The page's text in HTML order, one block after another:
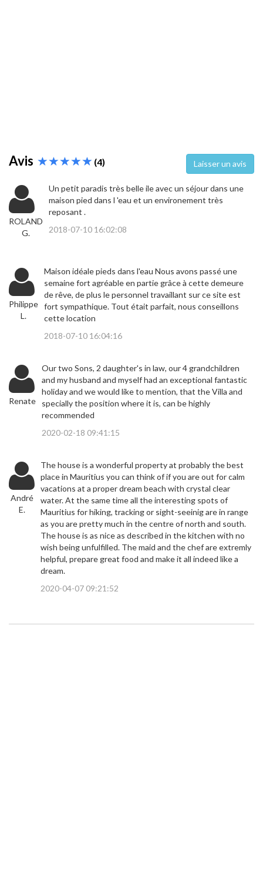
Avis (4) Laisser un avis
ROLAND
G.
Un petit paradis très belle ile avec un séjour dans une
maison pied dans l 'eau et un environement très
reposant .
2018-07-10 16:02:08
Philippe
L.
Maison idéale pieds dans l'eau Nous avons passé une
semaine fort agréable en partie grâce à cette demeure
de rêve, de plus le personnel travaillant sur ce site est
fort sympathique. Tout était parfait, nous conseillons
cette location
2018-07-10 16:04:16
Renate
Our two Sons, 2 daughter's in law, our 4 grandchildren
and my husband and myself had an exceptional fantastic
holiday and we would like to mention, that the Villa and
specially the position where it is, can be highly
recommended
2020-02-18 09:41:15
André
E.
The house is a wonderful property at probably the best
place in Mauritius you can think of if you are out for calm
vacations at a proper dream beach with crystal clear
water. At the same time all the interesting spots of
Mauritius for hiking, tracking or sight-seeinig are in range
as you are pretty much in the centre of north and south.
The house is as nice as described in the kitchen with no
wish being unfulfilled. The maid and the chef are extremly
helpful, prepare great food and make it all indeed like a
dream.
2020-04-07 09:21:52